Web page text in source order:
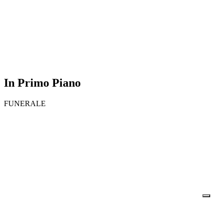
In Primo Piano
FUNERALE